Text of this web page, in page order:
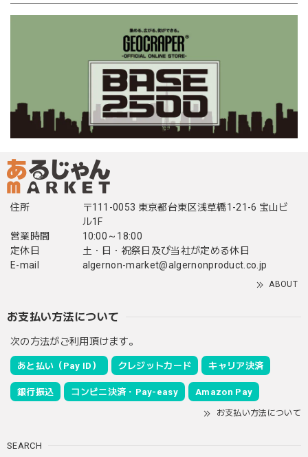
住所
〒111-0053 東京都台東区浅草橋1-21-6 宝山ビ
ル1F
営業時間
10:00～18:00
定休日
土・日・祝祭日及び当社が定める休日
E-mail
algernon-market@algernonproduct.co.jp
ABOUT
お支払い方法について
次の方法がご利用頂けます。
あと払い（Pay ID） クレジットカード キャリア決済
銀行振込 コンビニ決済・Pay-easy Amazon Pay
お支払い方法について
SEARCH